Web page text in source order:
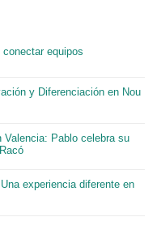
equipos
y Diferenciación en Nou
Valencia: Pablo celebra su
experiencia diferente en